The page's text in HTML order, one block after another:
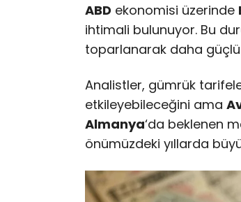
ABD ekonomisi üzerinde
ihtimali bulunuyor. Bu
toparlanarak daha
Analistler, gümrük
etkileyebileceğini ama
Almanya‘da beklenen
önümüzdeki yıllarda